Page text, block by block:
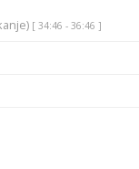
[ 34:46 - 36:46 ]